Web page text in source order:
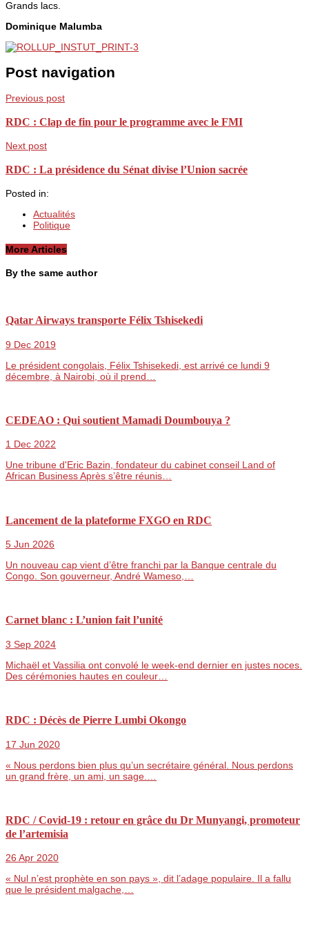
Grands lacs.
Dominique Malumba
Post navigation
Previous post
RDC : Clap de fin pour le programme avec le FMI
Next post
RDC : La présidence du Sénat divise l’Union sacrée
Posted in:
Actualités
Politique
More Articles
By the same author
Qatar Airways transporte Félix Tshisekedi
9 Dec 2019
Le président congolais, Félix Tshisekedi, est arrivé ce lundi 9
décembre, à Nairobi, où il prend…
CEDEAO : Qui soutient Mamadi Doumbouya ?
1 Dec 2022
Une tribune d'Eric Bazin, fondateur du cabinet conseil Land of
African Business Après s’être réunis…
Lancement de la plateforme FXGO en RDC
5 Jun 2026
Un nouveau cap vient d’être franchi par la Banque centrale du
Congo. Son gouverneur, André Wameso,…
Carnet blanc : L’union fait l’unité
3 Sep 2024
Michaël et Vassilia ont convolé le week-end dernier en justes noces.
Des cérémonies hautes en couleur…
RDC : Décès de Pierre Lumbi Okongo
17 Jun 2020
« Nous perdons bien plus qu’un secrétaire général. Nous perdons
un grand frère, un ami, un sage.…
RDC / Covid-19 : retour en grâce du Dr Munyangi, promoteur
de l’artemisia
26 Apr 2020
« Nul n’est prophète en son pays », dit l’adage populaire. Il a fallu
que le président malgache,…